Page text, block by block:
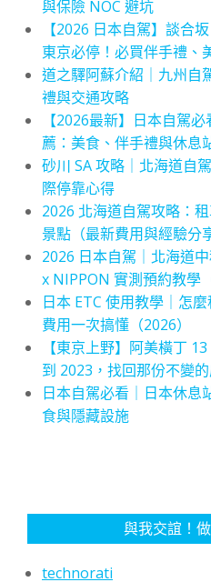
與保險 NOC 避坑
【2026 日本自駕】談合
東京必停！必買伴手禮、
道之驛阿蘇介紹｜九州自
禮與交通攻略
【2026最新】日本自駕
薦：美食、伴手禮與休息
砂川 SA 攻略｜北海道自
際停靠心得
2026 北海道自駕攻略：
景點（最新費用與經驗分享
2026 日本自駕｜北海道
x NIPPON 實測預約教學
日本 ETC 使用教學｜怎
費用一次搞懂（2026）
【東京上野】阿美橫丁
到 2023，找回那份不變
日本自駕必看｜日本休息
食與隱藏設施
與我交誼！
technorati